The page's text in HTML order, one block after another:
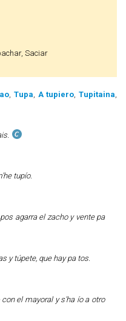
Saciar
, Tupa, A tupiero, Tupitaina,
tupío.
agarra el zacho y vente pa
y túpete, que hay pa tos.
el mayoral y s'ha ío a otro